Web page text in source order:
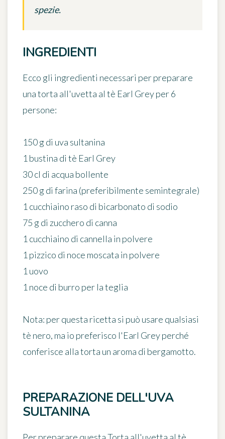
spezie.
INGREDIENTI
Ecco gli ingredienti necessari per preparare
una torta all'uvetta al tè Earl Greyper 6
persone:
150 g di uva sultanina
1 bustina di tè Earl Grey
30 cl di acqua bollente
250 g di farina (preferibilmente semintegrale)
1 cucchiaino raso di bicarbonato di sodio
75 g di zucchero di canna
1 cucchiaino di cannella in polvere
1 pizzico di noce moscata in polvere
1 uovo
1 noce di burro per la teglia
Nota: per questa ricetta si può usare qualsiasi
tè nero, ma io preferisco l'Earl Grey perché
conferisce alla torta un aroma di bergamotto.
PREPARAZIONE DELL'UVA
SULTANINA